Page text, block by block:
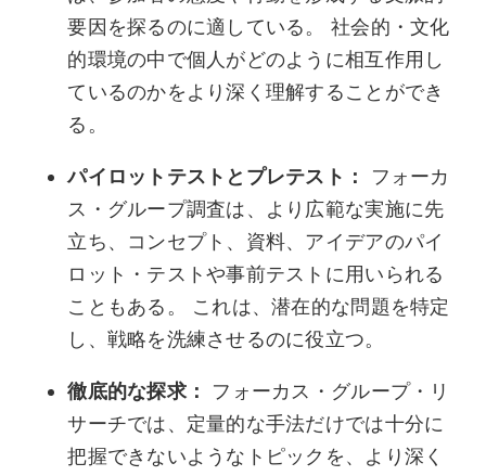
要因を探るのに適している。 社会的・文化
的環境の中で個人がどのように相互作用し
ているのかをより深く理解することができ
る。
パイロットテストとプレテスト：
フォーカ
ス・グループ調査は、より広範な実施に先
立ち、コンセプト、資料、アイデアのパイ
ロット・テストや事前テストに用いられる
こともある。 これは、潜在的な問題を特定
し、戦略を洗練させるのに役立つ。
徹底的な探求：
フォーカス・グループ・リ
サーチでは、定量的な手法だけでは十分に
把握できないようなトピックを、より深く